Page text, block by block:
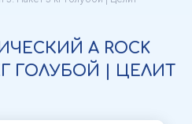
Α ROCK
ГОЛУБОЙ | ЦЕЛИТ